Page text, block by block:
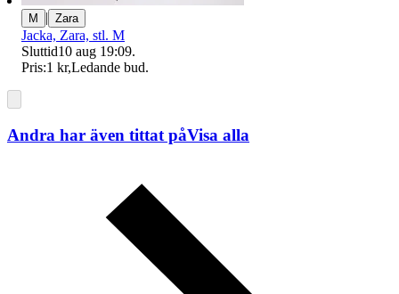
M | Zara
Jacka, Zara, stl. M
Sluttid10 aug 19:09.
Pris:1 kr,Ledande bud.
Andra har även tittat påVisa alla